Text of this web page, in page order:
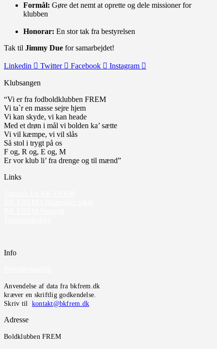
Formål: Gøre det nemt at oprette og dele missioner for
klubben
Honorar: En stor tak fra bestyrelsen
Tak til Jimmy Due for samarbejdet!
Linkedin Twitter Facebook Instagram
Klubsangen
“Vi er fra fodboldklubben FREM
Vi ta`r en masse sejre hjem
Vi kan skyde, vi kan heade
Med et drøn i mål vi bolden ka’ sætte
Vi vil kæmpe, vi vil slås
Så stol i trygt på os
F og, R og, E og, M
Er vor klub li’ fra drenge og til mænd”
Links
Info
Anvendelse af data fra bkfrem.dk
kræver en skriftlig godkendelse.
Skriv til kontakt@bkfrem.dk
Adresse
Boldklubben FREM